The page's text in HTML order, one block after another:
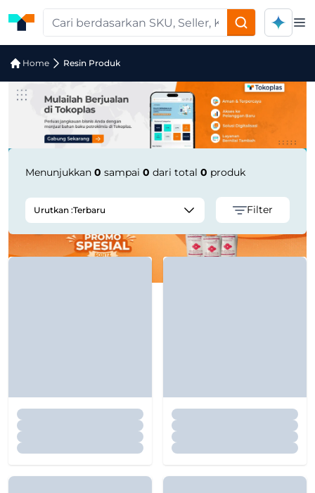
Home Resin Produk
Pencarian Produk "SCG ELPRO
Menunjukkan 0 sampai 0 dari total 0 produk
Urutkan :Terbaru Filter